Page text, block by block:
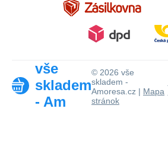
vše
skladem
- Am
© 2026 vše
skladem -
Amoresa.cz | Mapa
stránok